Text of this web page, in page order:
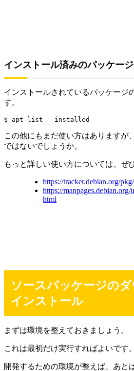
インストール済みのパッケー
インストールされているパッケージ
す。
$ apt list --installed
この他にもまだ使い方はありますが
ではないでしょうか。
もっと詳しい使い方については、ぜ
https://tracker.debian.org/
https://manpages.debian.org/
html
ソースパッケージの
インストール
まずは環境を整えておきましょう。
これは最初だけ実行すればよいです。
開発するための環境が整えば、あと